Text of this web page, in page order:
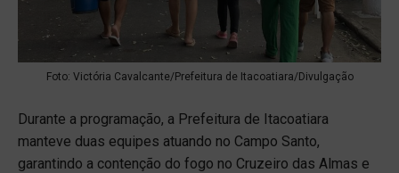
Foto: Victória Cavalcante/Prefeitura de Itacoatiara/Divulgação
Durante a programação, a Prefeitura de Itacoatiara
manteve duas equipes atuando no Campo Santo,
garantindo a contenção do fogo no Cruzeiro das Almas e